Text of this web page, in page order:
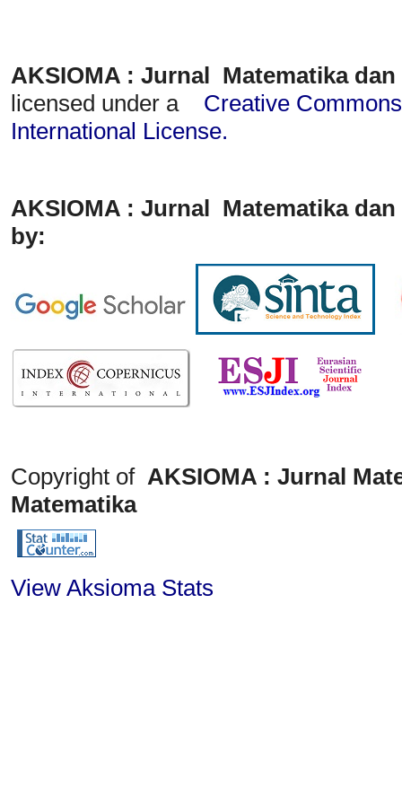
AKSIOMA : Jurnal Matematika
licensed under a
Creative
International License.
AKSIOMA : Jurnal Matematika
by:
Copyright ofAKSIOMA : Jurnal
Matematika
View Aksioma Stats